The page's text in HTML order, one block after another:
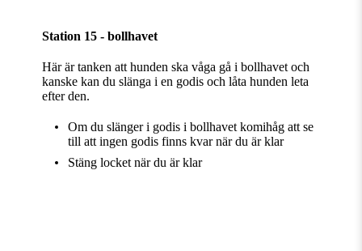
Station 15 - bollhavet
Här är tanken att hunden ska våga gå i bollhavet och
kanske kan du slänga i en godis och låta hunden leta
efter den.
Om du slänger i godis i bollhavet komihåg att se
till att ingen godis finns kvar när du är klar
Stäng locket när du är klar